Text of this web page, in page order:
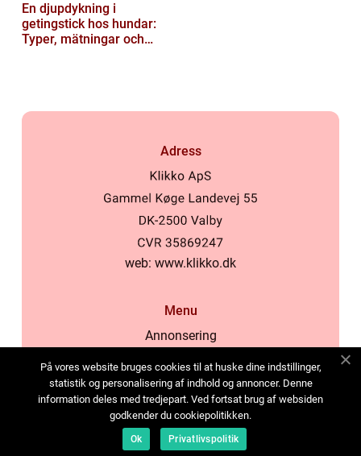
En djupdykning i
getingstick hos hundar:
Typer, mätningar och
Adress
web: www.klikko.dk
Menu
Annonsering
Cookies
Kontakta oss
Sitemap
På vores website bruges cookies til at huske dine indstillinger,
statistik og personalisering af indhold og annoncer. Denne
information deles med tredjepart. Ved fortsat brug af websiden
godkender du cookiepolitikken.
Ok Privatlivspolitik